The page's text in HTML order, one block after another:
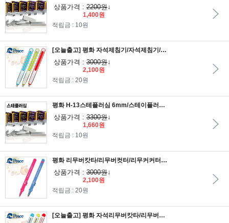
상품가격 : 2200원↓
1,400원
적립금 : 10원
[오늘출고] 평화 자석제침기/자석제침기/리무버캇타/리무커컷터/카타/스테플러제거/핀제거기
상품가격 : 3000원↓
2,100원
적립금 : 20원
평화 H-13스테플러심 6mm/스테이플러심/호치케스심/스태플러심/타카침/스테플러심
상품가격 : 3300원↓
1,660원
적립금 : 10원
평화 리무버캇타/리무버컷터/리무커커터/제침기/카타/스테플러제거/핀제거기
상품가격 : 3000원↓
2,100원
적립금 : 20원
[오늘출고] 평화 자석리무버캇타/리무버컷터/리무커커터/자석제침기/카타/스테플러제거/핀제거기